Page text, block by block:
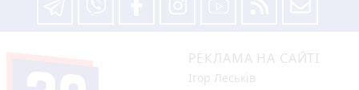
РЕКЛАМА НА САЙТІ
Ігор Леськів